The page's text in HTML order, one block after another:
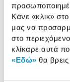
Κάνε «κλικ»
μας να
στο
κλίκαρε αυτά
«Εδώ» θα
προϊόντος
Χαρακτηριστικά
Αξιολογήσεις
Αξιολογήσεις